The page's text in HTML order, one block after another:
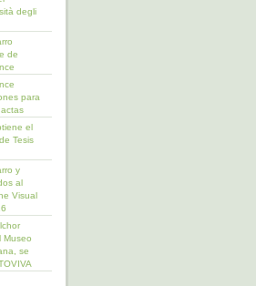
degli
de
para
el
Tesis
y
al
Visual
Museo
se